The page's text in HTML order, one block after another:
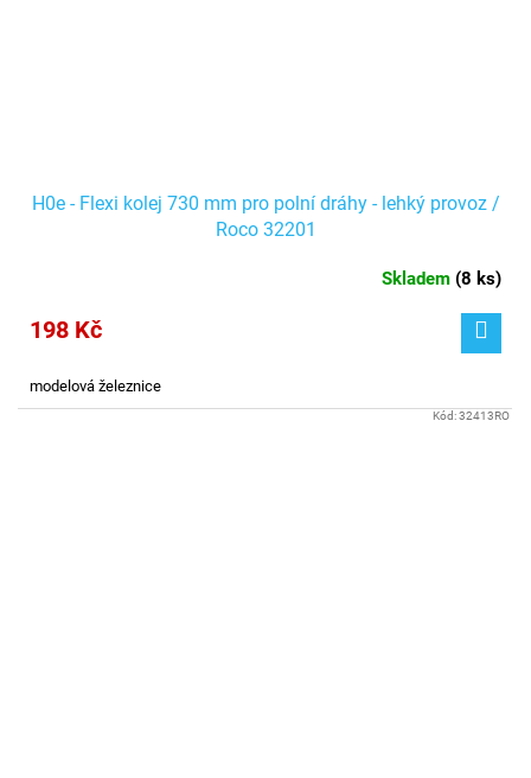
H0e - Flexi kolej 730 mm pro polní dráhy - lehký provoz /
Roco 32201
Skladem (8 ks)
198 Kč
modelová železnice
Kód:32413RO